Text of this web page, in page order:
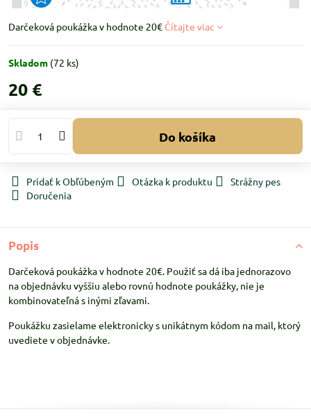
Darčeková poukážka v hodnote 20€ Čítajte viac
Skladom (72 ks)
20 €
Do košíka
Pridať k Obľúbeným Otázka k produktu
Strážny pes
Doručenia
Popis
Darčeková poukážka v hodnote 20€. Použiť sa dá iba jednorazovo
na objednávku vyššiu alebo rovnú hodnote poukážky, nie je
kombinovateľná s inými zľavami.
Poukážku zasielame elektronicky s unikátnym kódom na mail, ktorý
uvediete v objednávke.